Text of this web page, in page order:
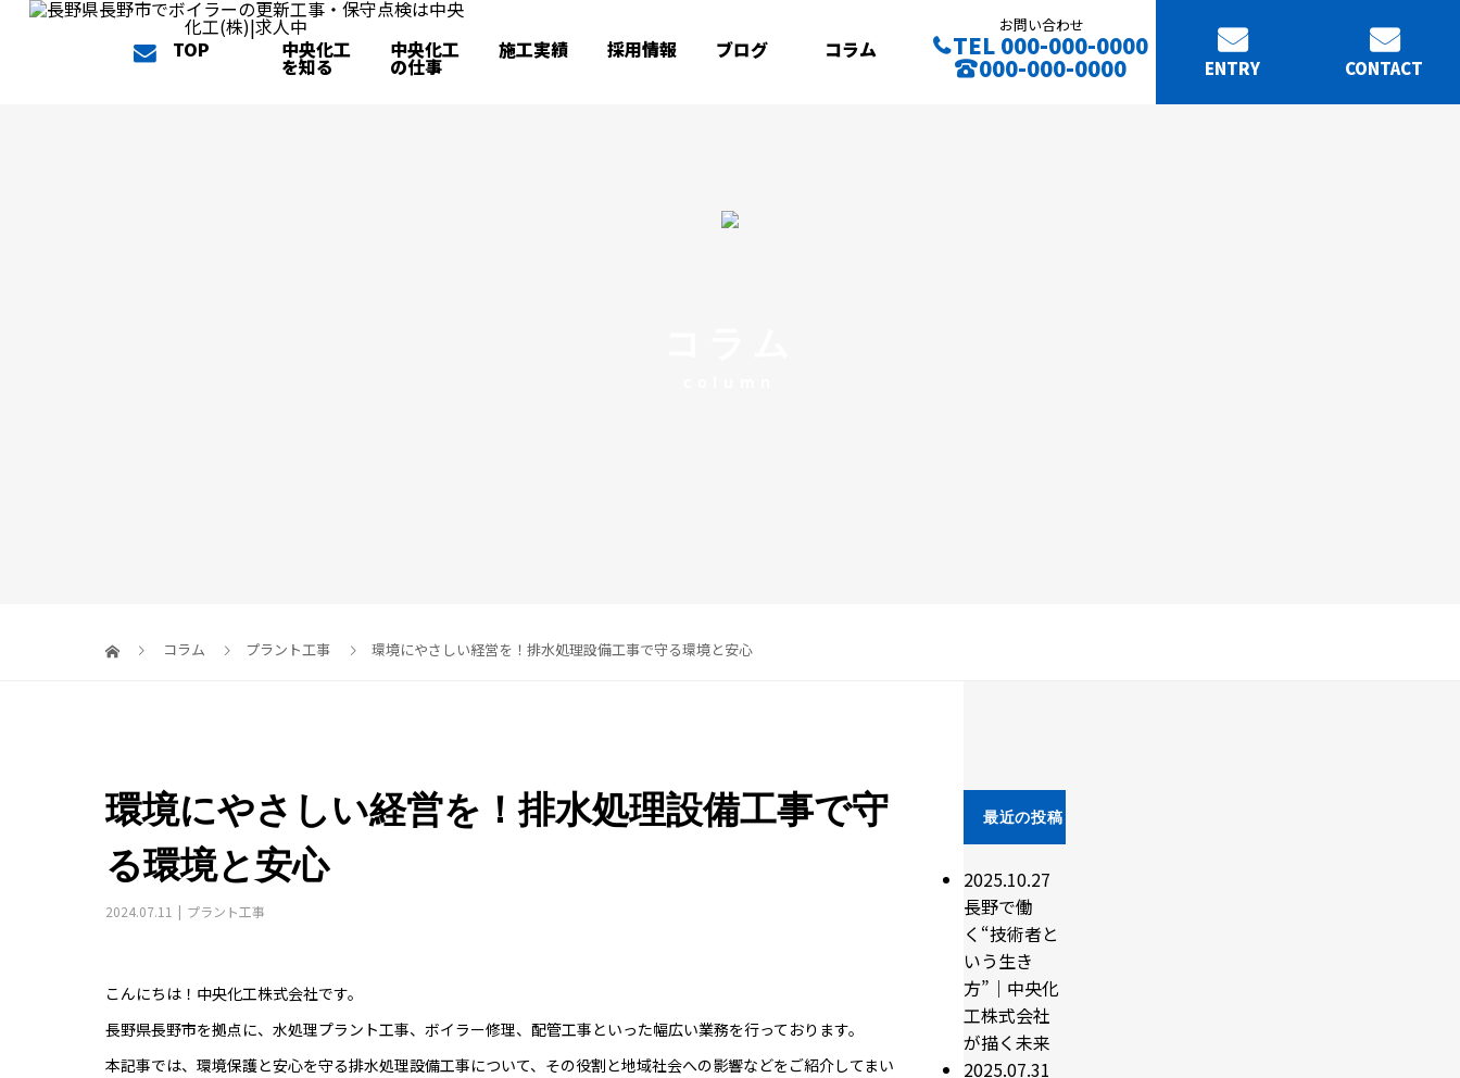
TOP 中央化工
を知る
中央化工
の仕事
施工実績 採用情報 ブログ コラム
お問い合わせ
TEL 000-000-0000
000-000-0000 ENTRY CONTACT
コラム プラント工事 環境にやさしい経営を！排水処理設備工事で守る環境と安心
環境にやさしい経営を！排水処理設備工事で守
る環境と安心
2024.07.11 プラント工事
こんにちは！中央化工株式会社です。
長野県長野市を拠点に、水処理プラント工事、ボイラー修理、配管工事といった幅広い業務を行っております。
本記事では、環境保護と安心を守る排水処理設備工事について、その役割と地域社会への影響などをご紹介してまい
最近の投稿
2025.10.27
長野で働
く“技術者と
いう生き
方”｜中央化
工株式会社
が描く未来
2025.07.31